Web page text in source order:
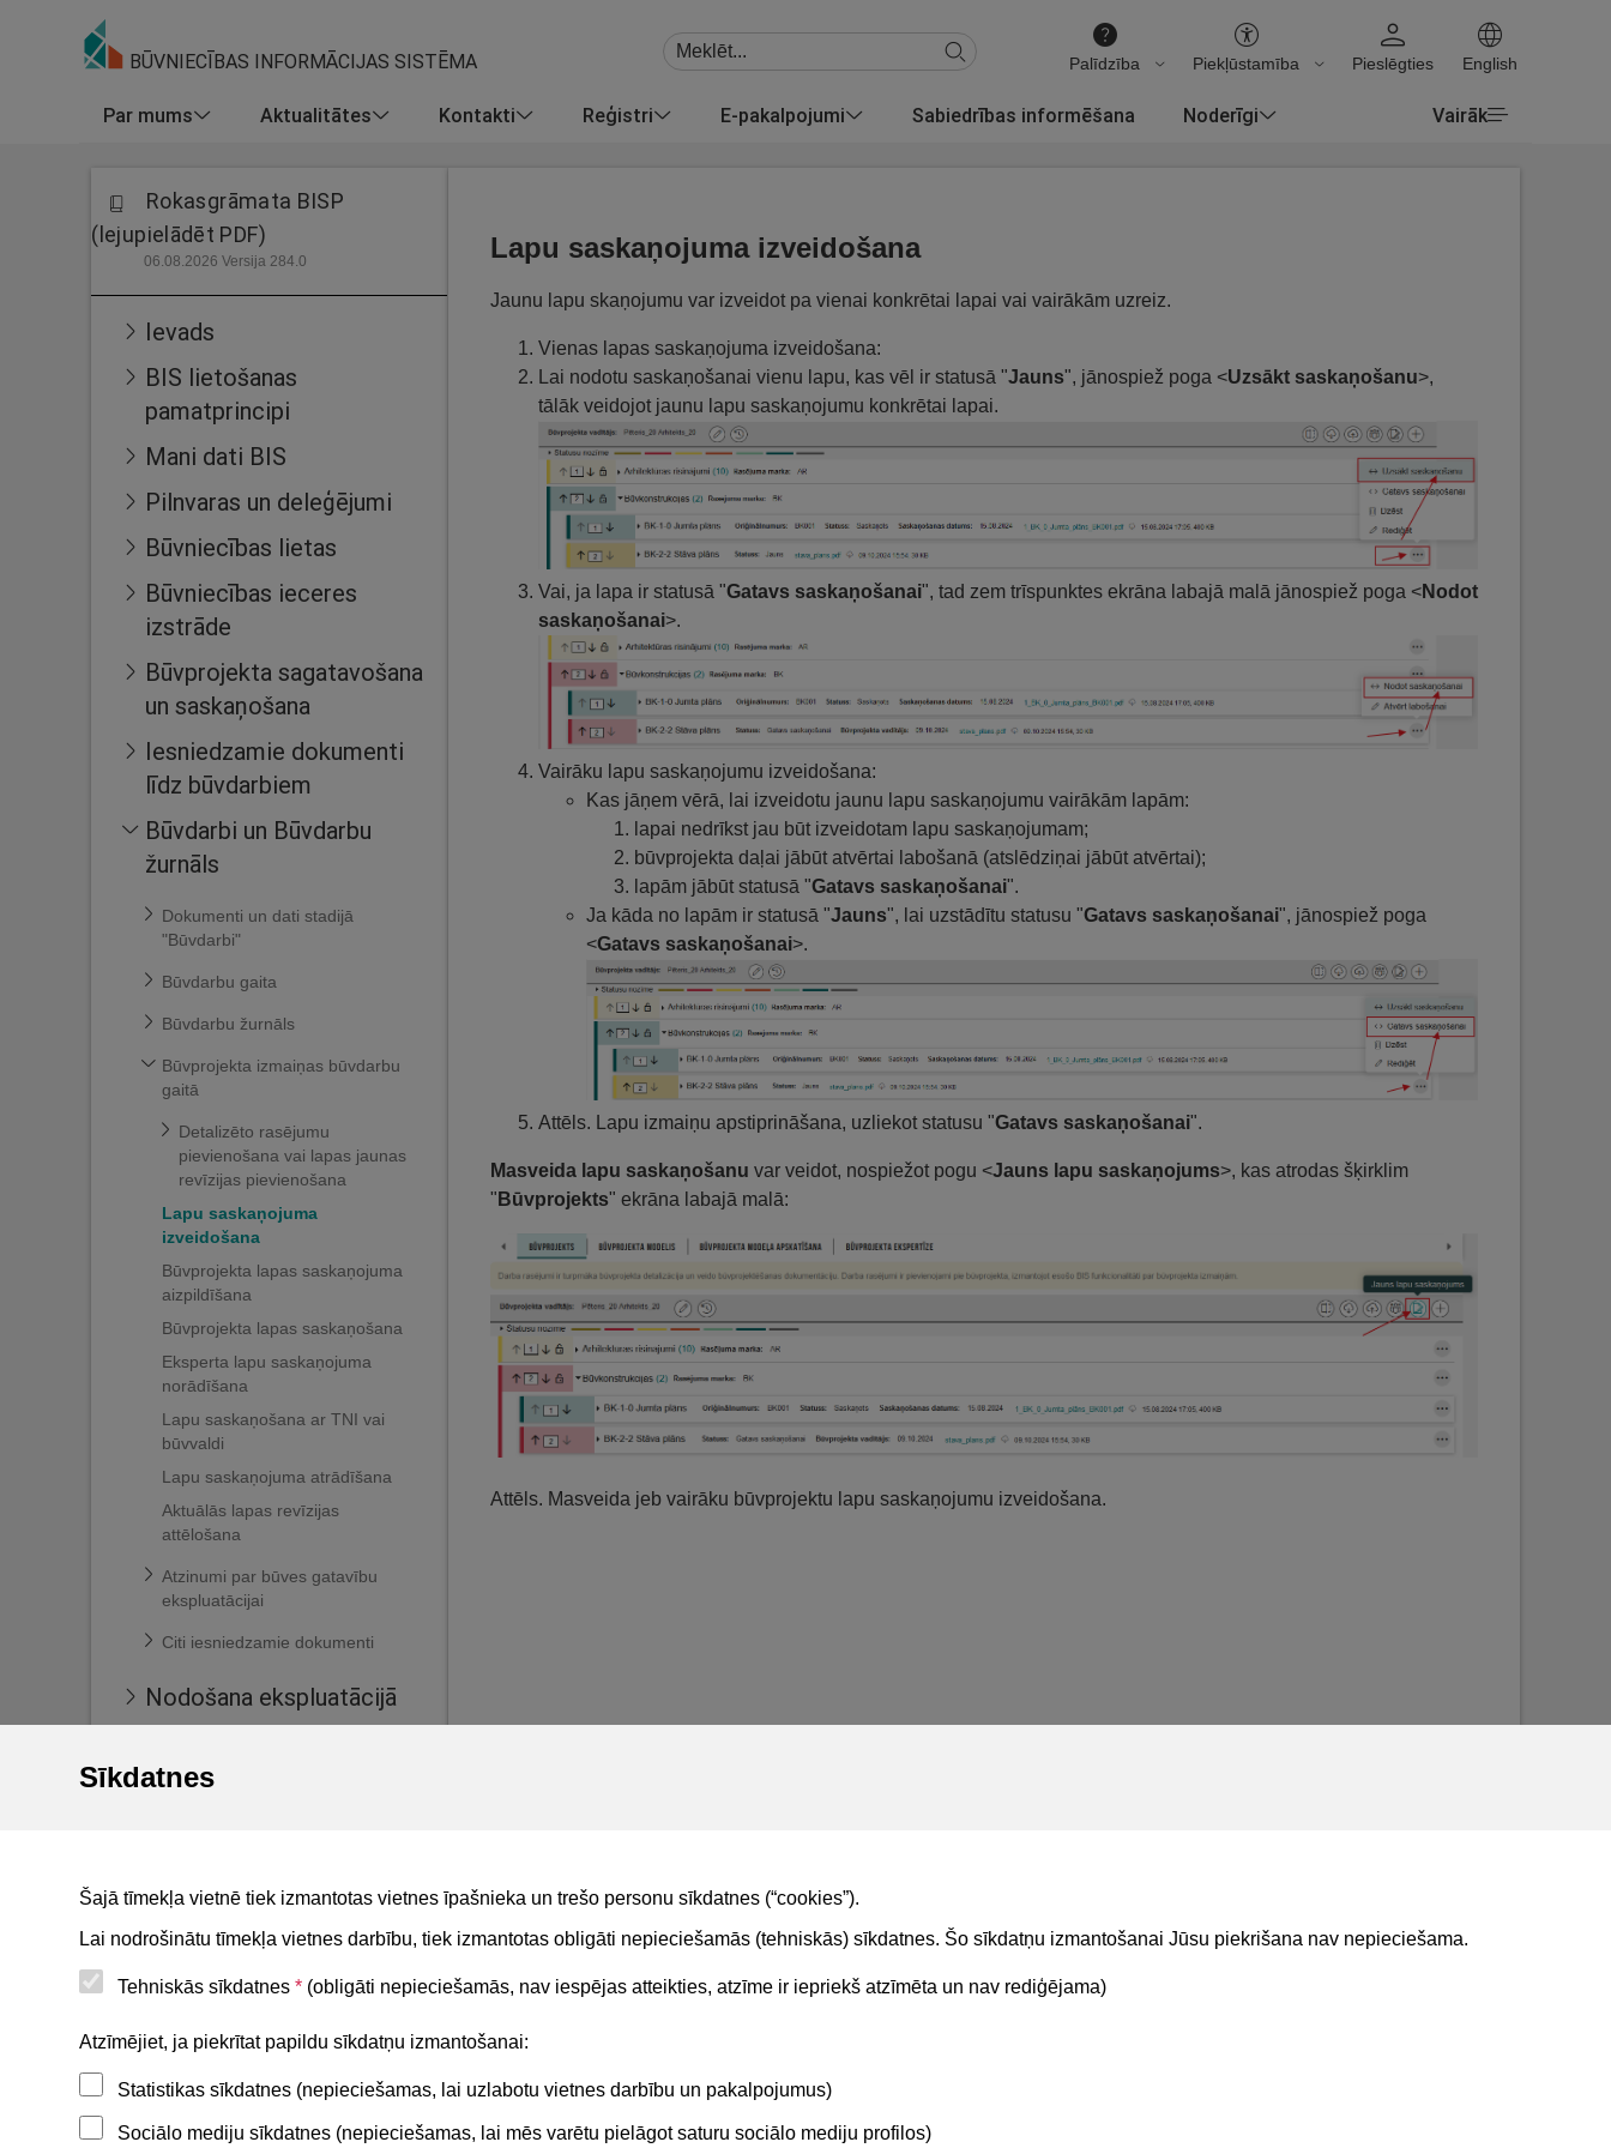
BŪVNIECĪBAS INFORMĀCIJAS SISTĒMA Palīdzība Piekļūstamība Pieslēgties English
Par mums Aktualitātes Kontakti Reģistri E-pakalpojumi Sabiedrības informēšana Noderīgi Vairāk
Sīkdatnes
Šajā tīmekļa vietnē tiek izmantotas vietnes īpašnieka un trešo personu sīkdatnes (“cookies”).
Lai nodrošinātu tīmekļa vietnes darbību, tiek izmantotas obligāti nepieciešamās (tehniskās) sīkdatnes. Šo sīkdatņu izmantošanai Jūsu piekrišana nav nepieciešama.
Tehniskās sīkdatnes * (obligāti nepieciešamās, nav iespējas atteikties, atzīme ir iepriekš atzīmēta un nav rediģējama)
Atzīmējiet, ja piekrītat papildu sīkdatņu izmantošanai:
Statistikas sīkdatnes (nepieciešamas, lai uzlabotu vietnes darbību un pakalpojumus)
Sociālo mediju sīkdatnes (nepieciešamas, lai mēs varētu pielāgot saturu sociālo mediju profilos)
Rokasgrāmata BISP
(lejupielādēt PDF)
06.08.2026 Versija 284.0
Ievads
BIS lietošanas
pamatprincipi
Mani dati BIS
Pilnvaras un deleģējumi
Būvniecības lietas
Būvniecības ieceres
izstrāde
Būvprojekta sagatavošana
un saskaņošana
Iesniedzamie dokumenti
līdz būvdarbiem
Būvdarbi un Būvdarbu
žurnāls
Dokumenti un dati stadijā
"Būvdarbi"
Būvdarbu gaita
Būvdarbu žurnāls
Būvprojekta izmaiņas būvdarbu
gaitā
Detalizēto rasējumu
pievienošana vai lapas jaunas
revīzijas pievienošana
Lapu saskaņojuma
izveidošana
Būvprojekta lapas saskaņojuma
aizpildīšana
Būvprojekta lapas saskaņošana
Eksperta lapu saskaņojuma
norādīšana
Lapu saskaņošana ar TNI vai
būvvaldi
Lapu saskaņojuma atrādīšana
Aktuālās lapas revīzijas
attēlošana
Atzinumi par būves gatavību
ekspluatācijai
Citi iesniedzamie dokumenti
Nodošana ekspluatācijā
Māju lietas
For non-residents
Lapu saskaņojuma izveidošana
Jaunu lapu skaņojumu var izveidot pa vienai konkrētai lapai vai vairākām uzreiz.
Vienas lapas saskaņojuma izveidošana:
Lai nodotu saskaņošanai vienu lapu, kas vēl ir statusā "Jauns", jānospiež poga <Uzsākt saskaņošanu>,
tālāk veidojot jaunu lapu saskaņojumu konkrētai lapai.
Vai, ja lapa ir statusā "Gatavs saskaņošanai", tad zem trīspunktes ekrāna labajā malā jānospiež poga <Nodot
saskaņošanai>.
Vairāku lapu saskaņojumu izveidošana:
Kas jāņem vērā, lai izveidotu jaunu lapu saskaņojumu vairākām lapām:
lapai nedrīkst jau būt izveidotam lapu saskaņojumam;
būvprojekta daļai jābūt atvērtai labošanā (atslēdziņai jābūt atvērtai);
lapām jābūt statusā "Gatavs saskaņošanai".
Ja kāda no lapām ir statusā "Jauns", lai uzstādītu statusu "Gatavs saskaņošanai", jānospiež poga
<Gatavs saskaņošanai>.
Attēls. Lapu izmaiņu apstiprināšana, uzliekot statusu "Gatavs saskaņošanai".
Masveida lapu saskaņošanu var veidot, nospiežot pogu <Jauns lapu saskaņojums>, kas atrodas šķirklim
" Būvprojekts" ekrāna labajā malā:
Attēls. Masveida jeb vairāku būvprojektu lapu saskaņojumu izveidošana.
Noderīgi
Privātuma politika
BIS lietošanas noteikumi
BIS atbalsta dienesta tālrunis: